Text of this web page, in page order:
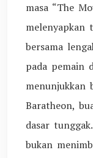
masa “The
melenyapkan
bersama
pada pemain
menunjukkan
Baratheon,
dasar
bukan